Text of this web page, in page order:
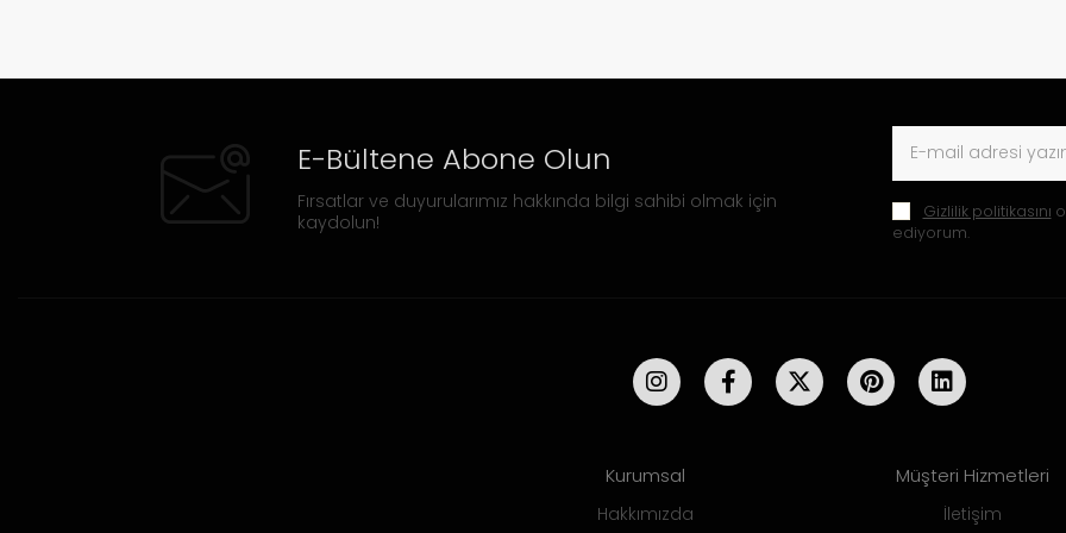
E-Bültene Abone Olun
Fırsatlar ve duyurularımız hakkında bilgi sahibi olmak için
kaydolun!
Gizlilik politikasını
ediyorum.
Kurumsal
Hakkımızda
Müşteri Hizmetleri
İletişim